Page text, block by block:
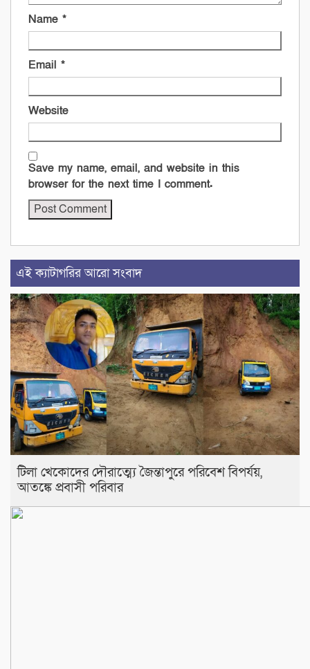
Name *
Email *
Website
Save my name, email, and website in this
browser for the next time I comment.
এই ক্যাটাগরির আরো সংবাদ
টিলা খেকোদের দৌরাত্ম্যে জৈন্তাপুরে পরিবেশ বিপর্যয়,
আতঙ্কে প্রবাসী পরিবার